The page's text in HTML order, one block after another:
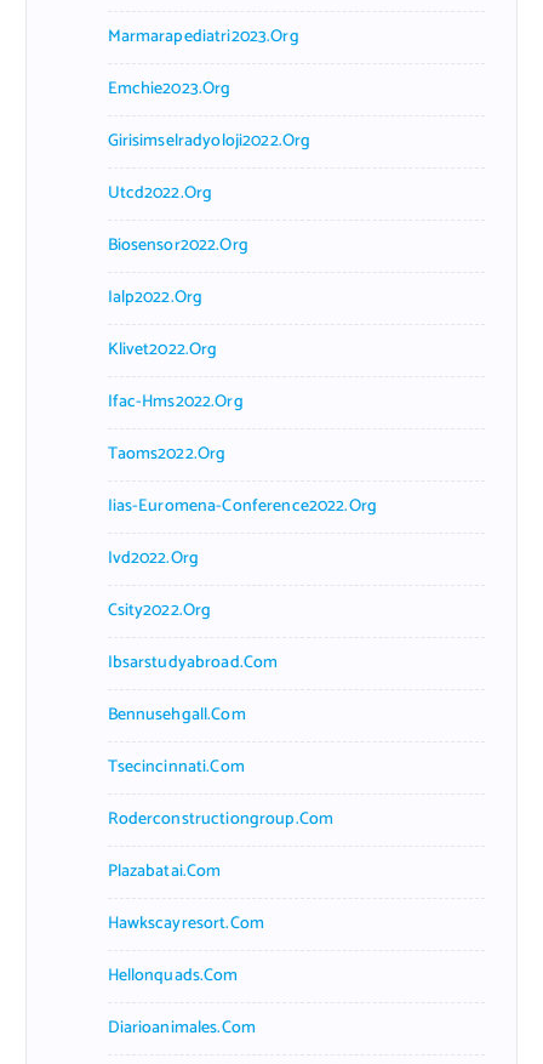
Marmarapediatri2023.org
Emchie2023.org
Girisimselradyoloji2022.org
Utcd2022.org
Biosensor2022.org
Ialp2022.org
Klivet2022.org
Ifac-Hms2022.org
Taoms2022.org
Iias-Euromena-Conference2022.org
Ivd2022.org
Csity2022.org
Ibsarstudyabroad.com
Bennusehgall.com
Tsecincinnati.com
Roderconstructiongroup.com
Plazabatai.com
Hawkscayresort.com
Hellonquads.com
Diarioanimales.com